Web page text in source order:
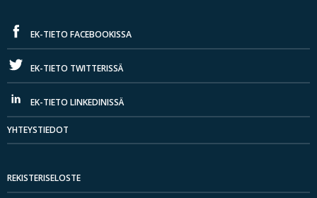
EK-TIETO FACEBOOKISSA
EK-TIETO TWITTERISSÄ
EK-TIETO LINKEDINISSÄ
YHTEYSTIEDOT
REKISTERISELOSTE